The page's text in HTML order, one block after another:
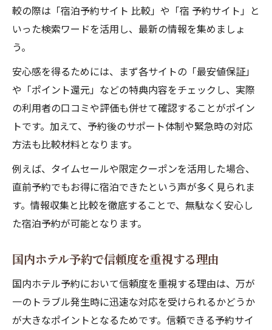
較の際は「宿泊予約サイト 比較」や「宿 予約サイト」と
いった検索ワードを活用し、最新の情報を集めましょ
う。
安心感を得るためには、まず各サイトの「最安値保証」
や「ポイント還元」などの特典内容をチェックし、実際
の利用者の口コミや評価も併せて確認することがポイン
トです。加えて、予約後のサポート体制や緊急時の対応
方法も比較材料となります。
例えば、タイムセールや限定クーポンを活用した場合、
直前予約でもお得に宿泊できたという声が多く見られま
す。情報収集と比較を徹底することで、無駄なく安心し
た宿泊予約が可能となります。
国内ホテル予約で信頼度を重視する理由
国内ホテル予約において信頼度を重視する理由は、万が
一のトラブル発生時に迅速な対応を受けられるかどうか
が大きなポイントとなるためです。信頼できる予約サイ